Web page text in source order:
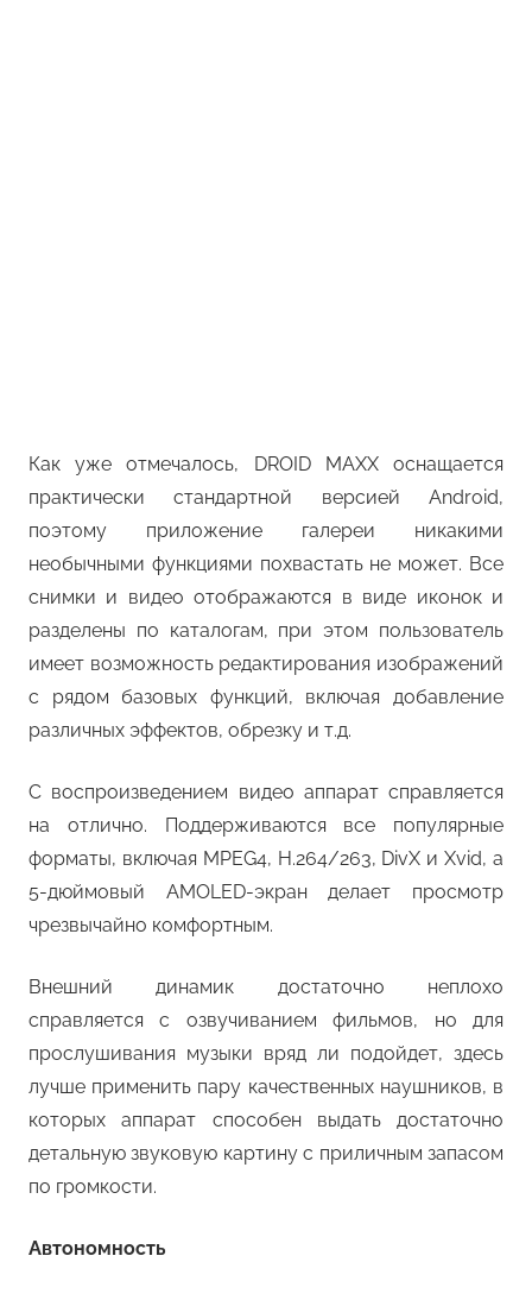
Как уже отмечалось, DROID MAXX оснащается
практически стандартной версией Android,
поэтому приложение галереи никакими
необычными функциями похвастать не может. Все
снимки и видео отображаются в виде иконок и
разделены по каталогам, при этом пользователь
имеет возможность редактирования изображений
с рядом базовых функций, включая добавление
различных эффектов, обрезку и т.д.
С воспроизведением видео аппарат справляется
на отлично. Поддерживаются все популярные
форматы, включая MPEG4, H.264/263, DivX и Xvid, а
5-дюймовый AMOLED-экран делает просмотр
чрезвычайно комфортным.
Внешний динамик достаточно неплохо
справляется с озвучиванием фильмов, но для
прослушивания музыки вряд ли подойдет, здесь
лучше применить пару качественных наушников, в
которых аппарат способен выдать достаточно
детальную звуковую картину с приличным запасом
по громкости.
Автономность